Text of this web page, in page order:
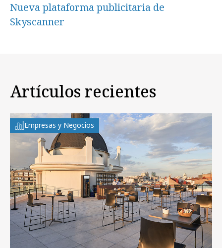
Nueva plataforma publicitaria de
Skyscanner
Artículos recientes
Empresas y Negocios